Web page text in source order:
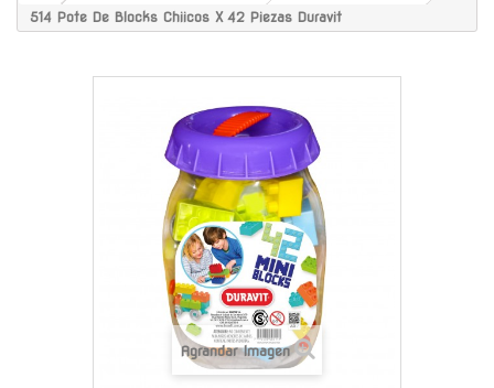
514 Pote De Blocks Chiicos X 42 Piezas Duravit
Agrandar Imagen